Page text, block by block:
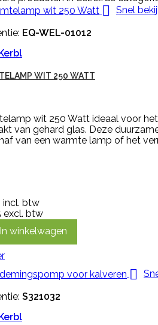
 Snel
EQ-WEL-01012
WIT 250 WATT
wit 250 Watt ideaal voor
van gehard glas. Deze
van een warmte lamp of het
incl. btw
excl. btw
In winkelwagen

S321032